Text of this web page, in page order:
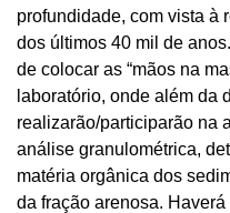
profundidade, com vista à
dos últimos 40 mil de
de colocar as “mãos na
laboratório, onde além da
realizarão/participarão na
análise granulométrica,
matéria orgânica dos
da fração arenosa.